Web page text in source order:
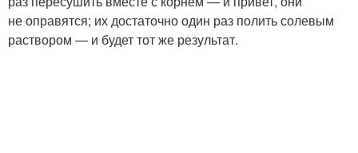
не оправятся; их достаточно один раз полить солевым
раствором — и будет тот же результат.